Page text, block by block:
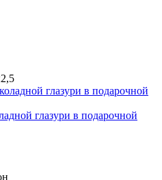
глазури в подарочной